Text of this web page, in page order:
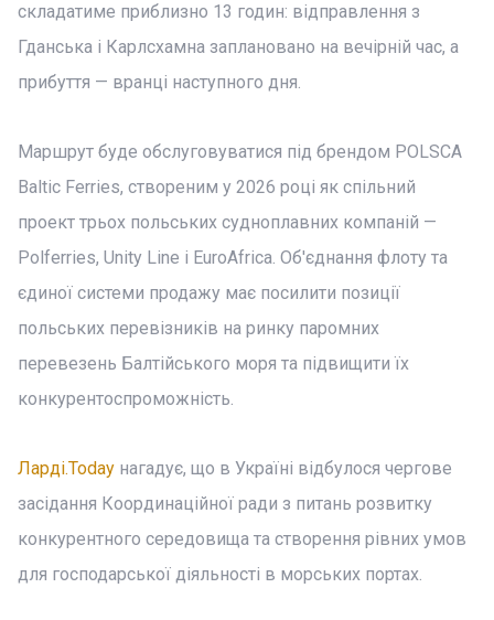
складатиме приблизно 13 годин: відправлення з
Гданська і Карлсхамна заплановано на вечірній час, а
прибуття — вранці наступного дня.
Маршрут буде обслуговуватися під брендом POLSCA
Baltic Ferries, створеним у 2026 році як спільний
проект трьох польських судноплавних компаній —
Polferries, Unity Line і EuroAfrica. Об'єднання флоту та
єдиної системи продажу має посилити позиції
польських перевізників на ринку паромних
перевезень Балтійського моря та підвищити їх
конкурентоспроможність.
Ларді.Today нагадує, що в Україні відбулося чергове
засідання Координаційної ради з питань розвитку
конкурентного середовища та створення рівних умов
для господарської діяльності в морських портах.